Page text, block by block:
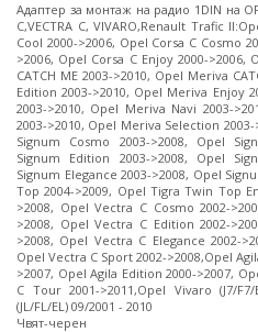
Адаптер за монтаж на радио 1DIN на
C,VECTRA C, VIVARO,Renault Trafic
Cool 2000->2006, Opel Corsa C Cosmo
>2006, Opel Corsa C Enjoy 2000-
CATCH ME 2003->2010, Opel Meriva
Edition 2003->2010, Opel Meriva Enjoy
2003->2010, Opel Meriva Navi 2003-
2003->2010, Opel Meriva Selection
Signum Cosmo 2003->2008, Opel
Signum Edition 2003->2008, Opel
Signum Elegance 2003->2008, Opel
Top 2004->2009, Opel Tigra Twin Top
>2008, Opel Vectra C Cosmo 2002-
>2008, Opel Vectra C Edition 2002-
>2008, Opel Vectra C Elegance 2002-
Opel Vectra C Sport 2002->2008,Opel
>2007, Opel Agila Edition 2000->2007,
C Tour 2001->2011,Opel Vivaro (J7/
(JL/FL/EL) 09/2001 - 2010
Чвят-черен